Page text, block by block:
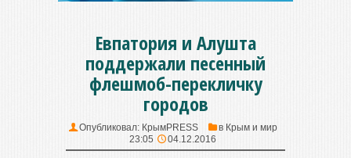
Евпатория и Алушта
поддержали песенный
флешмоб-перекличку
городов
Опубликовал: КрымPRESS в Крым и мир
23:05
04.12.2016